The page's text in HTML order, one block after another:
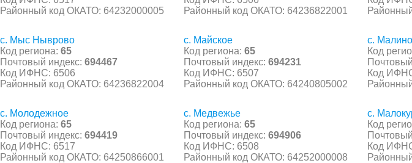
Районный код ОКАТО: 64232000005
Районный код ОКАТО: 64236822001
с. Мыс Ныврово
Код региона: 65
Почтовый индекс: 694467
Код ИФНС: 6506
Районный код ОКАТО: 64236822004
с. Майское
Код региона: 65
Почтовый индекс: 694231
Код ИФНС: 6507
Районный код ОКАТО: 64240805002
с.
Код
Код
с. Молодежное
Код региона: 65
Почтовый индекс: 694419
Код ИФНС: 6517
Районный код ОКАТО: 64250866001
с. Медвежье
Код региона: 65
Почтовый индекс: 694906
Код ИФНС: 6508
Районный код ОКАТО: 64252000008
с.
Код
Код